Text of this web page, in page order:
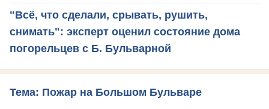
"Всё, что сделали, срывать, рушить,
снимать": эксперт оценил состояние дома
погорельцев с Б. Бульварной
Тема: Пожар на Большом Бульваре